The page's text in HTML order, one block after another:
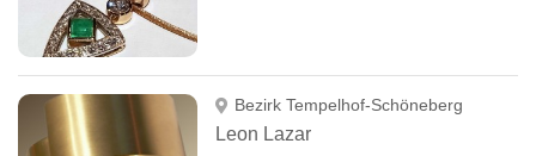
Bezirk Tempelhof-Schöneberg
Leon Lazar